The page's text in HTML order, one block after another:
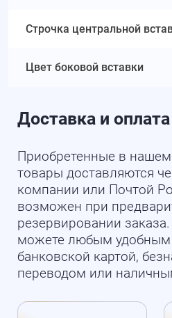
Строчка центральной
Цвет боковой вставки
Доставка и оплата
Приобретенные в нашем
товары доставляются
компании или Почтой
возможен при
резервировании
можете любым удобным
банковской картой,
переводом или